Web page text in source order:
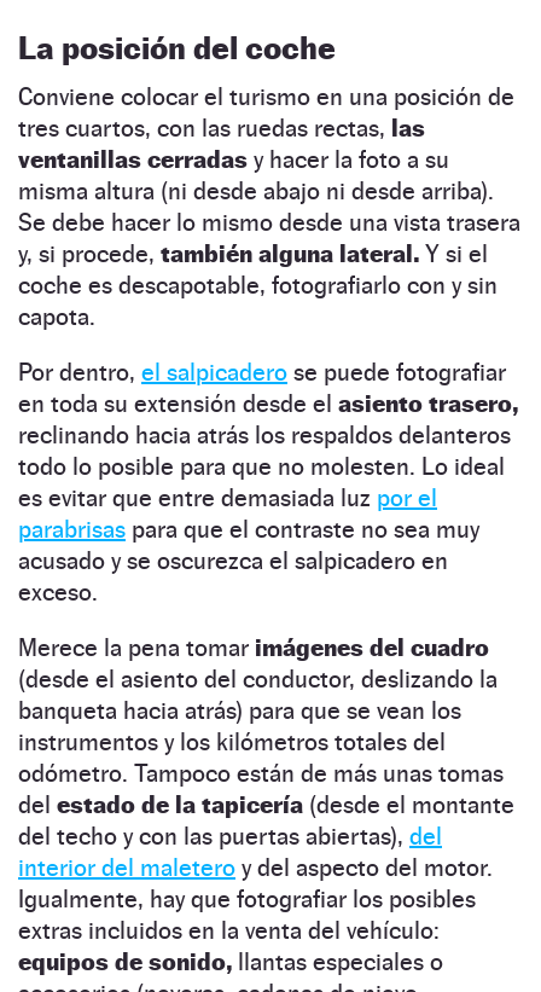
La posición del coche
Conviene colocar el turismo en una posición de
tres cuartos, con las ruedas rectas, las
ventanillas cerradas y hacer la foto a su
misma altura (ni desde abajo ni desde arriba).
Se debe hacer lo mismo desde una vista trasera
y, si procede, también alguna lateral. Y si el
coche es descapotable, fotografiarlo con y sin
capota.
Por dentro, el salpicadero se puede fotografiar
en toda su extensión desde el asiento trasero,
reclinando hacia atrás los respaldos delanteros
todo lo posible para que no molesten. Lo ideal
es evitar que entre demasiada luz por el
parabrisas para que el contraste no sea muy
acusado y se oscurezca el salpicadero en
exceso.
Merece la pena tomar imágenes del cuadro
(desde el asiento del conductor, deslizando la
banqueta hacia atrás) para que se vean los
instrumentos y los kilómetros totales del
odómetro. Tampoco están de más unas tomas
del estado de la tapicería (desde el montante
del techo y con las puertas abiertas), del
interior del maletero y del aspecto del motor.
Igualmente, hay que fotografiar los posibles
extras incluidos en la venta del vehículo:
equipos de sonido, llantas especiales o